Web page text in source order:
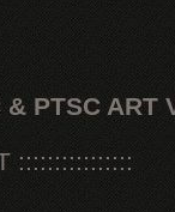
& PTSC ART
::::::::::::::::